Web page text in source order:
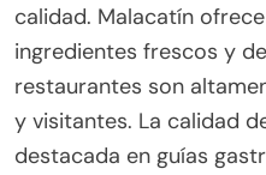
calidad. Malacatín
ingredientes frescos y
restaurantes son
y visitantes. La calidad
destacada en guías